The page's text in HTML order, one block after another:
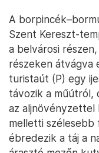
A
Szent Kereszt-
a belvárosi
részeken átvágva
turistaút (P) egy
távozik a műútról,
az aljnövényzettel
melletti szélesebb
ébredezik a táj a